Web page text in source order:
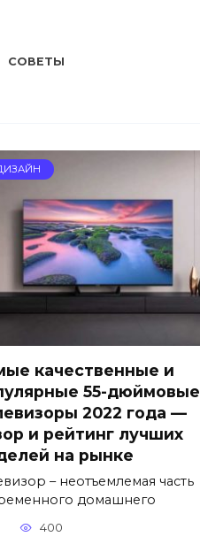
СОВЕТЫ
качественные и
55-дюймовые
2022 года —
и рейтинг лучших
на рынке
– неотъемлемая часть
домашнего
400